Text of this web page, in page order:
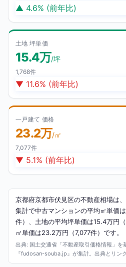
▲ 4.6% (前年比)
土地 坪単価
15.4万/坪
1,768件
▼ 11.6% (前年比)
一戸建て 価格
23.2万/㎡
7,077件
▼ 5.1% (前年比)
京都府京都市伏見区の不動産相場は
集計で中古マンションの平均㎡単価
件）、土地の平均坪単価は15.4万円
㎡単価は23.2万円（7,077件）です。
出典: 国土交通省「不動産取引価格情報」を
『fudosan-souba.jp』が集計。出典とリン